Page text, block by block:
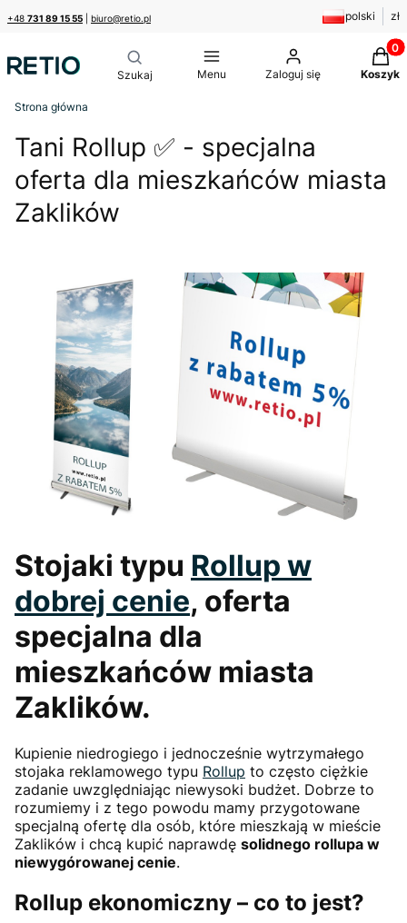
+48 731 89 15 55 biuro@retio.pl polski zł
Menu Zaloguj się Koszyk
Strona główna
Tani Rollup ✅ - specjalna
oferta dla mieszkańców miasta
Zaklików
Stojaki typu Rollup w
dobrej cenie, oferta
specjalna dla
mieszkańców miasta
Zaklików.
Kupienie niedrogiego i jednocześnie wytrzymałego
stojaka reklamowego typu Rollup to często ciężkie
zadanie uwzględniając niewysoki budżet. Dobrze to
rozumiemy i z tego powodu mamy przygotowane
specjalną ofertę dla osób, które mieszkają w mieście
Zaklików i chcą kupić naprawdę solidnego rollupa w
niewygórowanej cenie.
Rollup ekonomiczny – co to jest?